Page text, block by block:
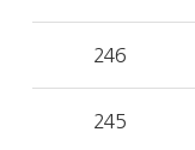
246
245